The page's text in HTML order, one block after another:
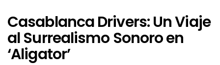
Casablanca Drivers: Un Viaje
al Surrealismo Sonoro en
‘Aligator’